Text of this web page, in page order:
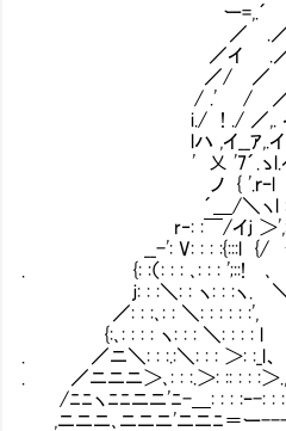
ー=,.´ _ -―‐-
／ .／ '" ＿
／イ .／ ／ ,..:':::::
／/ ／ .' / /－- ､
/ .' / ／ ././ ',
i./ ! ./ ／,. イ.//
lハ ,イ__ｱ,.イ l/.' ´ -
' 乂 '7´.ゝl.ｲ/
ノ { '.ｒｰl { 乂:ｿ
´＿/＼ヽl :!l
r‐: :￣/イｊ ＞
__-': V: : :
. {: :（: : : ､: : : ';::!
ｊ: : :＼: : ヽ: : :ヽ.
／: : :､: : ＼: : : : : :', ｀
{:､: : : : ヽ: : : ＼: : : : l
. ／ニ＼: : :.:＼: : : ＞: :_l
. ／ニニニ＞､: : :.＞: :: : : :
/ﾆﾆヽﾆﾆニニ'ﾆ-＿: : : :ｰ-: : : ::
,ニニニ､ニニニ'ニニﾆ＝ー---